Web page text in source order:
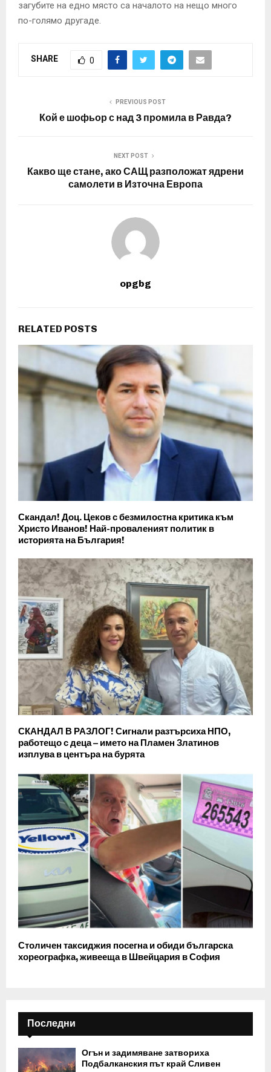
загубите на едно място са началото на нещо много
по-голямо другаде.
SHARE 0
PREVIOUS POST
Кой е шофьор с над 3 промила в Равда?
NEXT POST
Какво ще стане, ако САЩ разположат ядрени
самолети в Източна Европа
opgbg
RELATED POSTS
Скандал! Доц. Цеков с безмилостна критика към
Христо Иванов! Най-проваленият политик в
историята на България!
СКАНДАЛ В РАЗЛОГ! Сигнали разтърсиха НПО,
работещо с деца – името на Пламен Златинов
изплува в центъра на бурята
Столичен таксиджия посегна и обиди българска
хореографка, живееща в Швейцария в София
Последни
Огън и задимяване затвориха
Подбалканския път край Сливен